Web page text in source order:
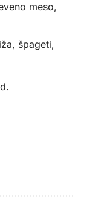
meso,
špageti,